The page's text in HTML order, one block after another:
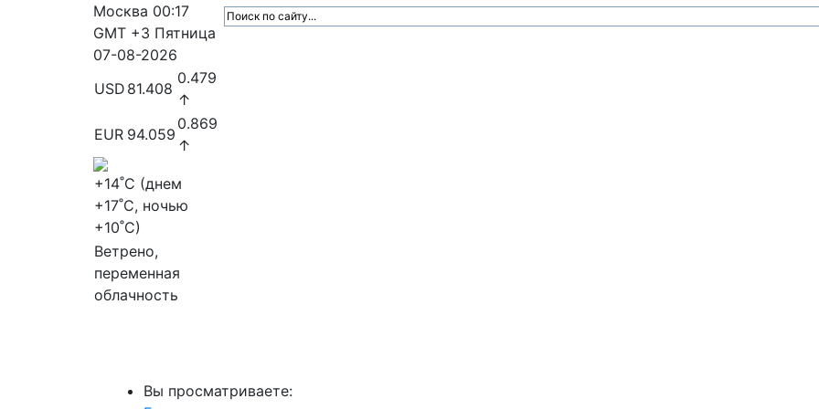
Москва 00:17
GMT +3 Пятница
07-08-2026
USD 81.408
0.479
↑
EUR 94.059
0.869
↑
+14˚C (днем
+17˚C, ночью
+10˚C)
Ветрено,
переменная
облачность
Вы просматриваете: